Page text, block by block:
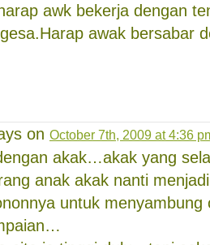
awk bekerja dengan
awak bersabar
on October 7th, 2009 at 4:36
akak…akak yang
anak akak nanti
untuk menyambung